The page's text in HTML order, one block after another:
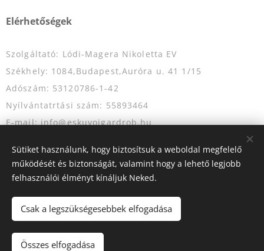
Elérhetőségek
Szolgáltató: Lódi-Magera Nikoletta EV
Székhely: 1084,Budapest,Auróra u. 41 1/15
Adószám: 53120786-1-42
Nyílvántatrtási szám: 55893464
E-mail: info@eskuvoigardrob.hu
Az oldalt a Webnode működteti
Sütiket használunk, hogy biztosítsuk a weboldal megfelelő
működését és biztonságát, valamint hogy a lehető legjobb
felhasználói élményt kínáljuk Neked.
Csak a legszükségesebbek elfogadása
Összes elfogadása